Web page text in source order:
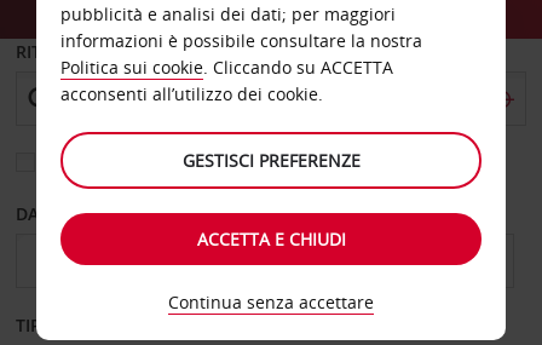
RITIRO DA
Scegli una località di riconsegna diversa
DAL GIORNO AL GIORNO
TIPOLOGIA DI NOLEGGIO
pubblicità e analisi dei dati; per maggiori
informazioni è possibile consultare la nostra
Politica sui cookie. Cliccando su ACCETTA
acconsenti all’utilizzo dei cookie.
GESTISCI PREFERENZE
ACCETTA E CHIUDI
Continua senza accettare